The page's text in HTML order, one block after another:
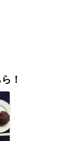
！